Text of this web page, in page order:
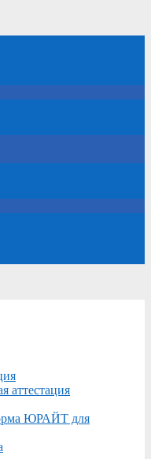
аттестация
ЮРАЙТ для